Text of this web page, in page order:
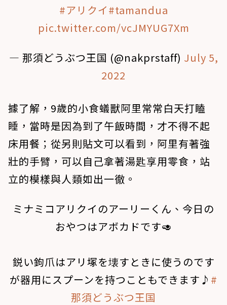
#アリクイ#tamandua
pic.twitter.com/vcJMYUG7Xm
— 那須どうぶつ王国 (@nakprstaff) July 5,
2022
據了解，9歲的小食蟻獸阿里常常白天打瞌
睡，當時是因為到了午飯時間，才不得不起
床用餐；從另則貼文可以看到，阿里有著強
壯的手臂，可以自己拿著湯匙享用零食，站
立的模樣與人類如出一徹。
ミナミコアリクイのアーリーくん、今日の
おやつはアボカドです🥑
鋭い鉤爪はアリ塚を壊すときに使うのです
が器用にスプーンを持つこともできます♪ #
那須どうぶつ王国